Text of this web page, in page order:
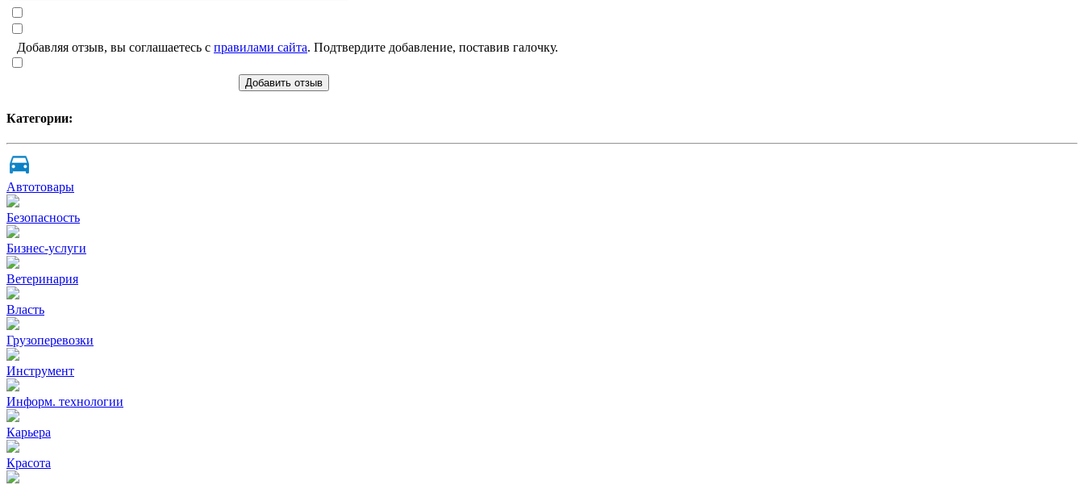
Добавляя отзыв, вы соглашаетесь с правилами сайта. Подтвердите добавление, поставив галочку.
Добавить отзыв
Категории:
Автотовары
Безопасность
Бизнес-услуги
Ветеринария
Власть
Грузоперевозки
Инструмент
Информ. технологии
Карьера
Красота